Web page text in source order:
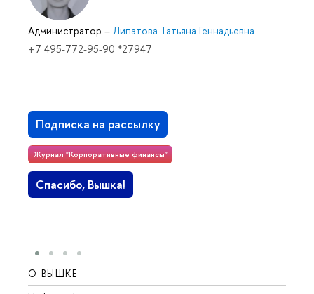
Администратор – Липатова Татьяна Геннадьевна
+7 495-772-95-90 *27947
Подписка на рассылку
Журнал "Корпоративные финансы"
Спасибо, Вышка!
О ВЫШКЕ